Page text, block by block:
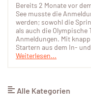
Bereits 2 Monate vor
See musste die
werden; sowohl die
als auch die
Anmeldungen. Mit
Startern aus dem In-
Weiterlesen...
Alle Kategorien